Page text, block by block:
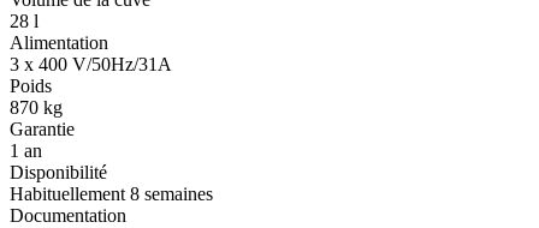
28 l
Alimentation
3 x 400 V/50Hz/31A
Poids
870 kg
Garantie
1 an
Disponibilité
Habituellement 8 semaines
Documentation